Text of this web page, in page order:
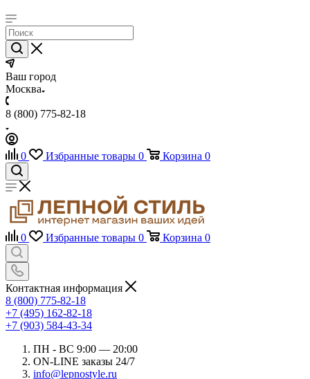
Ваш город
Москва
8 (800) 775-82-18
0 Избранные товары 0 Корзина 0
0 Избранные товары 0 Корзина 0
Контактная информация
8 (800) 775-82-18
+7 (495) 162-82-18
+7 (903) 584-43-34
ПН - ВС 9:00 — 20:00
ON-LINE заказы 24/7
info@lepnostyle.ru